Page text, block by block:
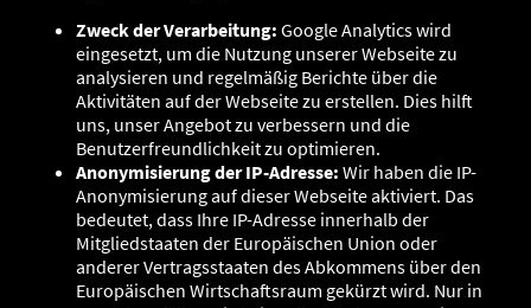
Zweck der Verarbeitung: Google Analytics wird
eingesetzt, um die Nutzung unserer Webseite zu
analysieren und regelmäßig Berichte über die
Aktivitäten auf der Webseite zu erstellen. Dies hilft
uns, unser Angebot zu verbessern und die
Benutzerfreundlichkeit zu optimieren.
Anonymisierung der IP-Adresse: Wir haben die IP-
Anonymisierung auf dieser Webseite aktiviert. Das
bedeutet, dass Ihre IP-Adresse innerhalb der
Mitgliedstaaten der Europäischen Union oder
anderer Vertragsstaaten des Abkommens über den
Europäischen Wirtschaftsraum gekürzt wird. Nur in